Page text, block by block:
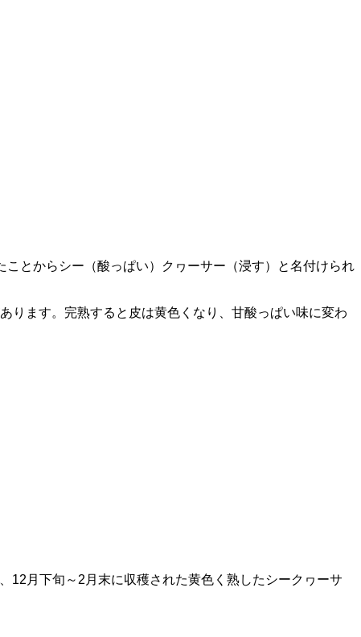
とからシー（酸っぱい）クヮーサー（浸す）と名付けられ
ります。完熟すると皮は黄色くなり、甘酸っぱい味に変わ
12月下旬～2月末に収穫された黄色く熟したシークヮーサ